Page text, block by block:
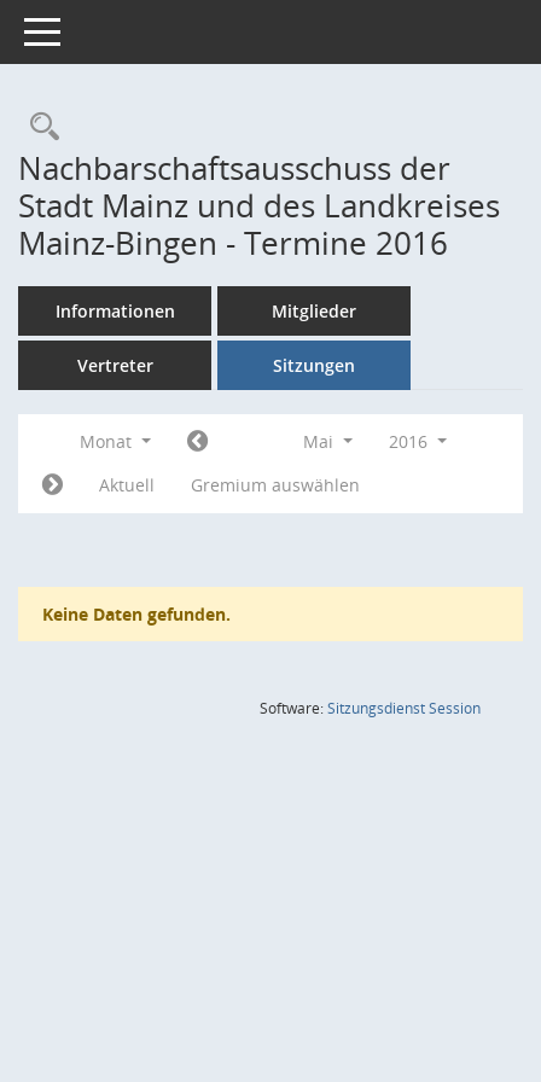
Toggle navigation
Rechercheauswahl
Nachbarschaftsausschuss der
Stadt Mainz und des Landkreises
Mainz-Bingen - Termine 2016
Informationen Mitglieder
Vertreter Sitzungen
Monat Mai
2016
Aktuell
Gremium auswählen
Keine Daten gefunden.
Software:SitzungsdienstSession(Wird in